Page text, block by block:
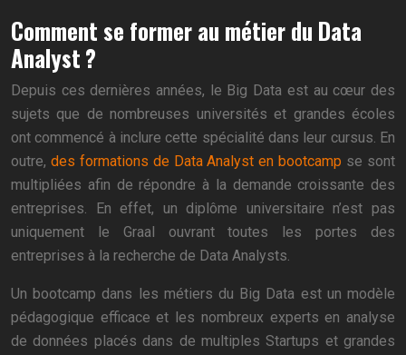
Comment se former au métier du Data
Analyst ?
Depuis ces dernières années, le Big Data est au cœur des
sujets que de nombreuses universités et grandes écoles
ont commencé à inclure cette spécialité dans leur cursus. En
outre, des formations de Data Analyst en bootcamp se sont
multipliées afin de répondre à la demande croissante des
entreprises. En effet, un diplôme universitaire n’est pas
uniquement le Graal ouvrant toutes les portes des
entreprises à la recherche de Data Analysts.
Un bootcamp dans les métiers du Big Data est un modèle
pédagogique efficace et les nombreux experts en analyse
de données placés dans de multiples Startups et grandes